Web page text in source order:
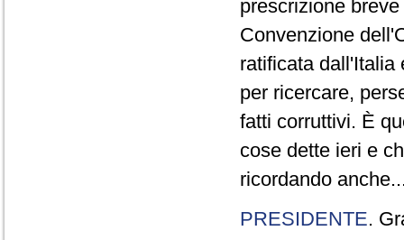
prescrizione
Convenzione
ratificata dall'Italia
per ricercare,
fatti corruttivi. È
cose dette ieri e
ricordando
PRESIDENTE.